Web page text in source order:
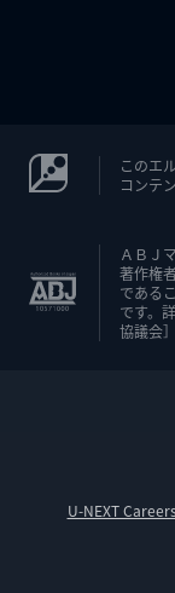
このエ
コンテ
ＡＢＪ
著作権
である
です。
協議会
U-NEXT Careers